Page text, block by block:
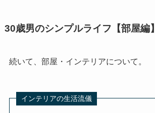
30歳男のシンプルライフ【部屋編】
続いて、部屋・インテリアについて。
インテリアの生活流儀